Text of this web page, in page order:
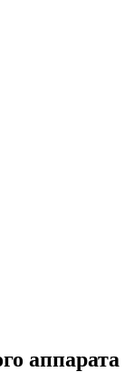
аппарата